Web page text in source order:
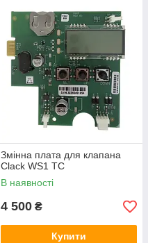
Змінна плата для клапана
Clack WS1 TC
В наявності
4 500 ₴
Купити